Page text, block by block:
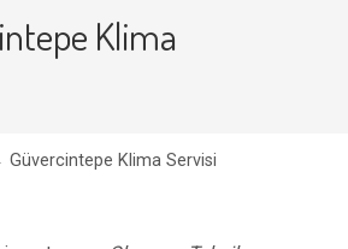
Klima
Güvercintepe Klima Servisi